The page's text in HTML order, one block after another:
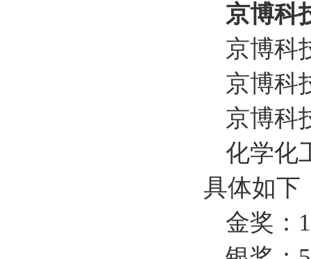
京博科
京博科
京博科
京博科
化学化
具体如下
金奖：